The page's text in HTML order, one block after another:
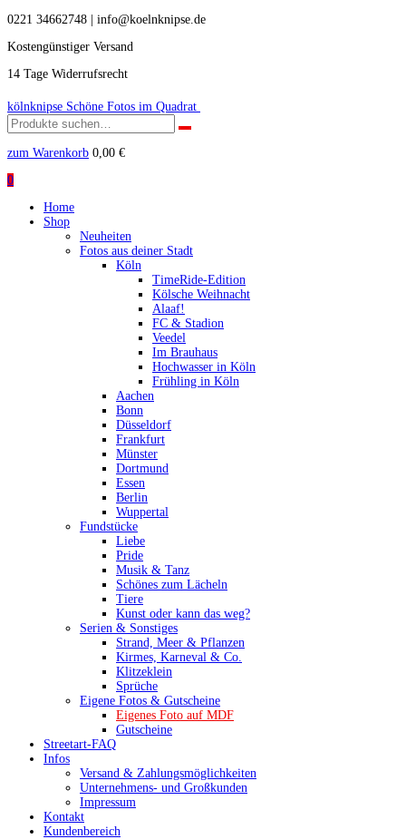
0221 34662748 | info@koelnknipse.de
Kostengünstiger Versand
14 Tage Widerrufsrecht
kölnknipse Schöne Fotos im Quadrat
Suchen
nach:
zum Warenkorb 0,00 €
0
Home
Shop
Neuheiten
Fotos aus deiner Stadt
Köln
TimeRide-Edition
Kölsche Weihnacht
Alaaf!
FC & Stadion
Veedel
Im Brauhaus
Hochwasser in Köln
Frühling in Köln
Aachen
Bonn
Düsseldorf
Frankfurt
Münster
Dortmund
Essen
Berlin
Wuppertal
Fundstücke
Liebe
Pride
Musik & Tanz
Schönes zum Lächeln
Tiere
Kunst oder kann das weg?
Serien & Sonstiges
Strand, Meer & Pflanzen
Kirmes, Karneval & Co.
Klitzeklein
Sprüche
Eigene Fotos & Gutscheine
Eigenes Foto auf MDF
Gutscheine
Streetart-FAQ
Infos
Versand & Zahlungsmöglichkeiten
Unternehmens- und Großkunden
Impressum
Kontakt
Kundenbereich